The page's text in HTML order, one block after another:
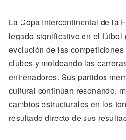
La Copa Intercontinental de la
legado significativo en el
evolución de las
clubes y moldeando las
entrenadores. Sus partidos
cultural continúan resonando,
cambios estructurales en los
resultado directo de sus